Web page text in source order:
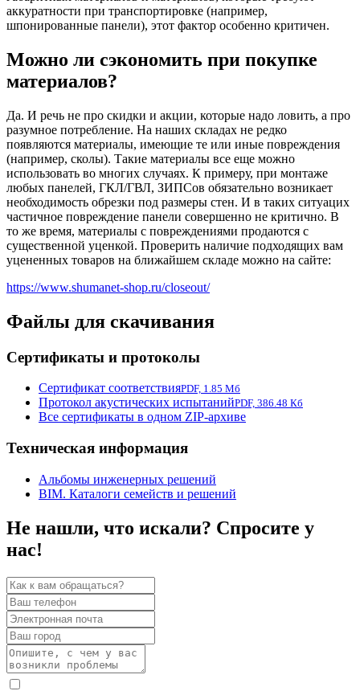
аккуратности при транспортировке (например,
шпонированные панели), этот фактор особенно критичен.
Можно ли сэкономить при покупке
материалов?
Да. И речь не про скидки и акции, которые надо ловить, а про
разумное потребление. На наших складах не редко
появляются материалы, имеющие те или иные повреждения
(например, сколы). Такие материалы все еще можно
использовать во многих случаях. К примеру, при монтаже
любых панелей, ГКЛ/ГВЛ, ЗИПСов обязательно возникает
необходимость обрезки под размеры стен. И в таких ситуацих
частичное повреждение панели совершенно не критично. В
то же время, материалы с повреждениями продаются с
существенной уценкой. Проверить наличие подходящих вам
уцененных товаров на ближайшем складе можно на сайте:
https://www.shumanet-shop.ru/closeout/
Файлы для скачивания
Сертификаты и протоколы
Сертификат соответствияPDF, 1.85 Мб
Протокол акустических испытанийPDF, 386.48 Кб
Все сертификаты в одном ZIP-архиве
Техническая информация
Альбомы инженерных решений
BIM. Каталоги семейств и решений
Не нашли, что искали? Спросите у
нас!